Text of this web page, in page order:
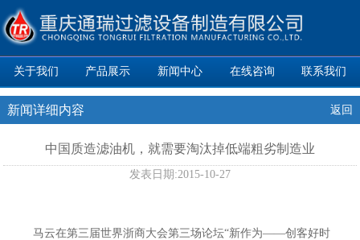
关于我们 产品展示 新闻中心 在线咨询 联系我们
新闻详细内容 返回
中国质造滤油机，就需要淘汰掉低端粗劣制造业
发表日期:2015-10-27
马云在第三届世界浙商大会第三场论坛“新作为——创客好时